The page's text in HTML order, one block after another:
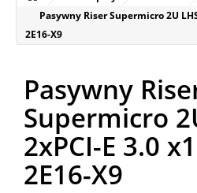
Pasywny Riser Supermicro 2U
2E16-X9
Pasywny
Supermicro
2xPCI-E 3.0
2E16-X9